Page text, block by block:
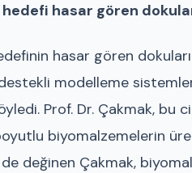
hasar gören
hasar gören
modelleme
Prof. Dr. Çakmak, bu
biyomalzemelerin
değinen Çakmak,